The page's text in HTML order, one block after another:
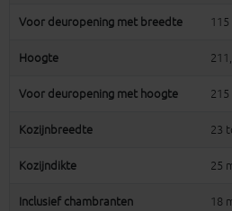
Voor deuropening met breedte
Hoogte
Voor deuropening met hoogte 215
Kozijnbreedte 23
Kozijndikte 25
Inclusief chambranten 18